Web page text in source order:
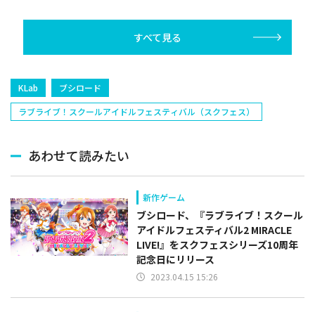
すべて見る
KLab
ブシロード
ラブライブ！スクールアイドルフェスティバル（スクフェス）
あわせて読みたい
新作ゲーム
ブシロード、『ラブライブ！スクール
アイドルフェスティバル2 MIRACLE
LIVE!』をスクフェスシリーズ10周年
記念日にリリース
2023.04.15 15:26